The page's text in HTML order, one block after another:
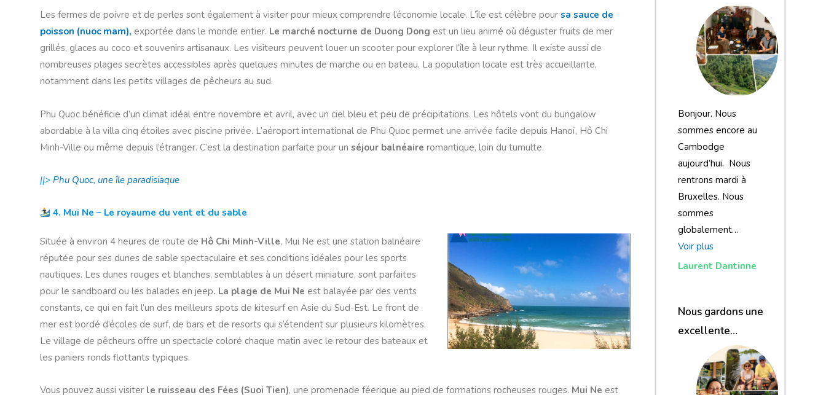
Les fermes de poivre et de perles sont également à visiter pour mieux comprendre l’économie locale. L’île est célèbre pour sa sauce de
poisson (nuoc mam), exportée dans le monde entier. Le marché nocturne de Duong Dong est un lieu animé où déguster fruits de mer
grillés, glaces au coco et souvenirs artisanaux. Les visiteurs peuvent louer un scooter pour explorer l’île à leur rythme. Il existe aussi de
nombreuses plages secrètes accessibles après quelques minutes de marche ou en bateau. La population locale est très accueillante,
notamment dans les petits villages de pêcheurs au sud.
Phu Quoc bénéficie d’un climat idéal entre novembre et avril, avec un ciel bleu et peu de précipitations. Les hôtels vont du bungalow
abordable à la villa cinq étoiles avec piscine privée. L’aéroport international de Phu Quoc permet une arrivée facile depuis Hanoï, Hô Chi
Minh-Ville ou même depuis l’étranger. C’est la destination parfaite pour un séjour balnéaire romantique, loin du tumulte.
||> Phu Quoc, une île paradisiaque
4. Mui Ne – Le royaume du vent et du sable
Située à environ 4 heures de route de Hô Chi Minh-Ville, Mui Ne est une station balnéaire
réputée pour ses dunes de sable spectaculaire et ses conditions idéales pour les sports
nautiques. Les dunes rouges et blanches, semblables à un désert miniature, sont parfaites
pour le sandboard ou les balades en jeep. La plage de Mui Ne est balayée par des vents
constants, ce qui en fait l’un des meilleurs spots de kitesurf en Asie du Sud-Est. Le front de
mer est bordé d’écoles de surf, de bars et de resorts qui s’étendent sur plusieurs kilomètres.
Le village de pêcheurs offre un spectacle coloré chaque matin avec le retour des bateaux et
les paniers ronds flottants typiques.
Vous pouvez aussi visiter le ruisseau des Fées (Suoi Tien), une promenade féerique au pied de formations rocheuses rouges. Mui Ne est
satisfaits du
voyage
Bonjour. Nous
sommes encore au
Cambodge
aujourd’hui. Nous
rentrons mardi à
Bruxelles. Nous
sommes
globalement…
Voir plus
Laurent Dantinne
Nous gardons une
excellente
impression de
notre voyage et de
votre agence